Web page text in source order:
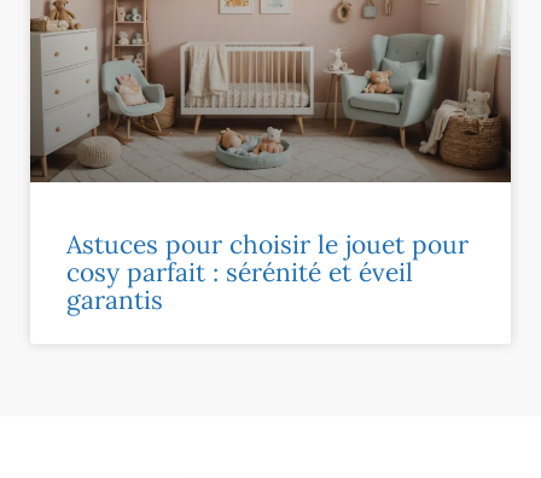
Astuces pour choisir le jouet pour
cosy parfait : sérénité et éveil
garantis